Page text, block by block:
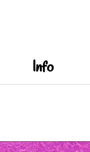
Info